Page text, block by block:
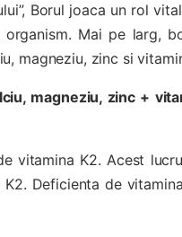
Borul joaca un rol
Mai pe larg,
magneziu, zinc si
magneziu, zinc +
vitamina K2. Acest
Deficienta de